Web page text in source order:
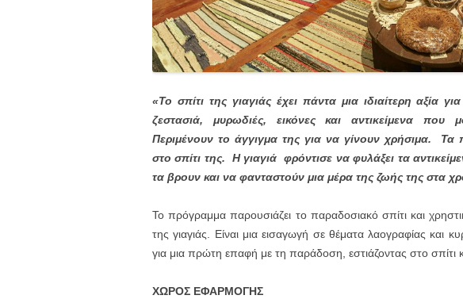
«Το σπίτι της γιαγιάς έχει πάντα μια ιδιαίτερη αξία
ζεστασιά, μυρωδιές, εικόνες και αντικείμενα που
Περιμένουν το άγγιγμα της για να γίνουν χρήσιμα. Τα
στο σπίτι της. Η γιαγιά φρόντισε να φυλάξει τα
τα βρουν και να φανταστούν μια μέρα της ζωής της στα
Το πρόγραμμα παρουσιάζει το παραδοσιακό σπίτι και
της γιαγιάς. Είναι μια εισαγωγή σε θέματα λαογραφίας και
για μια πρώτη επαφή με τη παράδοση, εστιάζοντας στο σπίτι
ΧΩΡΟΣ ΕΦΑΡΜΟΓΗΣ